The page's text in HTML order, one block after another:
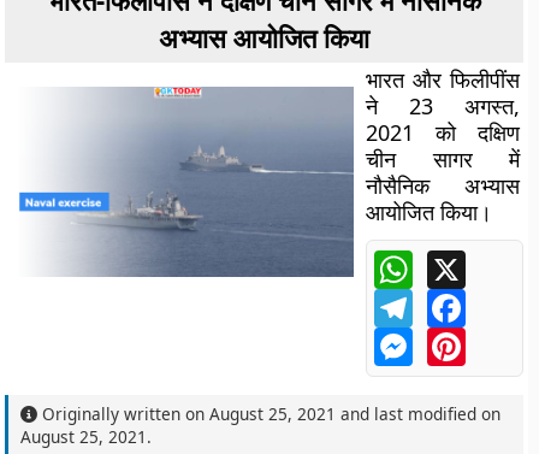
अभ्यास आयोजित किया
भारत और फिलीपींस
ने 23 अगस्त,
2021 को दक्षिण
चीन सागर में
नौसैनिक अभ्यास
आयोजित किया।
WhatsApp
Telegram
Messenger
Originally written onAugust 25, 2021 and last modified on
August 25, 2021 .